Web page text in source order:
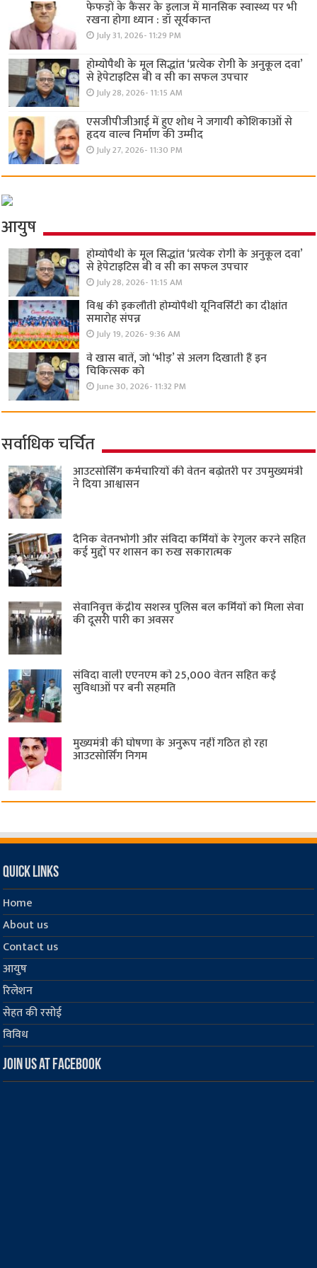
फेफड़ों के कैंसर के इलाज में मानसिक स्वास्थ्य पर भी
रखना होगा ध्यान : डॉ सूर्यकान्त
July 31, 2026- 11:29 PM
होम्योपैथी के मूल सिद्धांत ‘प्रत्येक रोगी केे अनुकूल दवा’
से हेपेटाइटिस बी व सी का सफल उपचार
July 28, 2026- 11:15 AM
एसजीपीजीआई में हुए शोध ने जगायी कोशिकाओं से
हृदय वाल्व निर्माण की उम्मीद
July 27, 2026- 11:30 PM
आयुष
होम्योपैथी के मूल सिद्धांत ‘प्रत्येक रोगी केे अनुकूल दवा’
से हेपेटाइटिस बी व सी का सफल उपचार
July 28, 2026- 11:15 AM
विश्व की इकलौती होम्योपैथी यूनिवर्सिटी का दीक्षांत
समारोह संपन्न
July 19, 2026- 9:36 AM
वे खास बातें, जो ‘भीड़’ से अलग दिखाती हैं इन
चिकित्सक को
June 30, 2026- 11:32 PM
सर्वाधिक चर्चित
आउटसोर्सिंग कर्मचारियों की वेतन बढ़ोतरी पर उपमुख्यमंत्री
ने दिया आश्वासन
दैनिक वेतनभोगी और संविदा कर्मियों के रेगुलर करने सहित
कई मुद्दों पर शासन का रुख सकारात्मक
सेवानिवृत्त केंद्रीय सशस्त्र पुलिस बल ​कर्मियों को मिला सेवा
की दूसरी पारी का अवसर
संविदा वाली एएनएम को 25,000 वेतन सहित कई
सुविधाओं पर बनी सहमति
मुख्यमंत्री की घोषणा के अनुरूप नहीं गठित हो रहा
आउटसोर्सिंग निगम
Quick Links
Home
About us
Contact us
आयुष
रिलेशन
सेहत की रसोई
विविध
Join us at Facebook